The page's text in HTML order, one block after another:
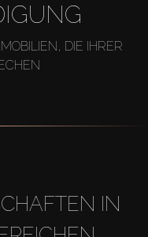
DIE IHRER
IN